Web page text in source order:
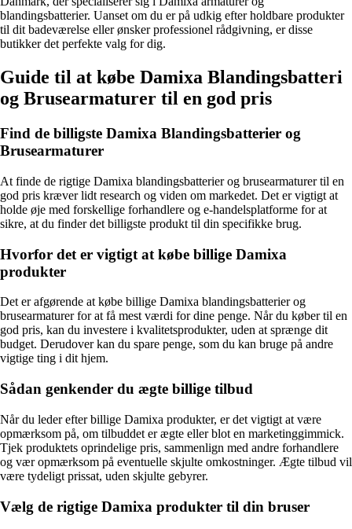
blandingsbatterier. Uanset om du er på udkig efter holdbare produkter
til dit badeværelse eller ønsker professionel rådgivning, er disse
butikker det perfekte valg for dig.
Guide til at købe Damixa Blandingsbatteri
og Brusearmaturer til en god pris
Find de billigste Damixa Blandingsbatterier og
Brusearmaturer
At finde de rigtige Damixa blandingsbatterier og brusearmaturer til en
god pris kræver lidt research og viden om markedet. Det er vigtigt at
holde øje med forskellige forhandlere og e-handelsplatforme for at
sikre, at du finder det billigste produkt til din specifikke brug.
Hvorfor det er vigtigt at købe billige Damixa
produkter
Det er afgørende at købe billige Damixa blandingsbatterier og
brusearmaturer for at få mest værdi for dine penge. Når du køber til en
god pris, kan du investere i kvalitetsprodukter, uden at sprænge dit
budget. Derudover kan du spare penge, som du kan bruge på andre
vigtige ting i dit hjem.
Sådan genkender du ægte billige tilbud
Når du leder efter billige Damixa produkter, er det vigtigt at være
opmærksom på, om tilbuddet er ægte eller blot en marketinggimmick.
Tjek produktets oprindelige pris, sammenlign med andre forhandlere
og vær opmærksom på eventuelle skjulte omkostninger. Ægte tilbud vil
være tydeligt prissat, uden skjulte gebyrer.
Vælg de rigtige Damixa produkter til din bruser